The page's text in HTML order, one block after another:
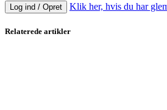
Log ind / Opret Klik her, hvis du har
Relaterede artikler